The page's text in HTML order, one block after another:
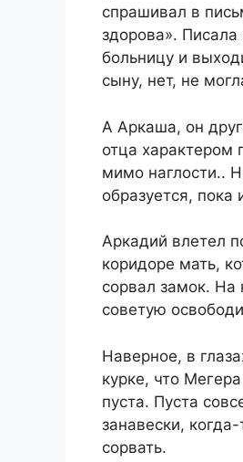
спрашивал в
здорова».
больницу и
сыну, нет, не
А Аркаша, он
отца характером
мимо наглости..
образуется,
Аркадий влетел
коридоре мать,
сорвал замок. На
советую
Наверное, в
курке, что
пуста. Пуста
занавески,
сорвать.